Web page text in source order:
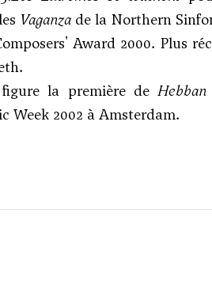
Vaganza de la Northern
Award 2000. Plus
figure la première de
Week 2002 à Amsterdam.